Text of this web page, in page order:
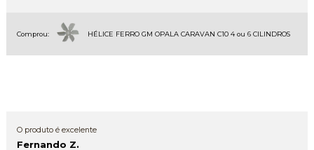
Comprou: HÉLICE FERRO GM OPALA CARAVAN C10 4 ou 6 CILINDROS
O produto é excelente
Fernando Z.